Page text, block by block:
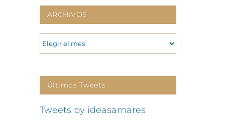
ARCHIVOS
ARCHIVOS
Últimos Tweets
Tweets by ideasamares